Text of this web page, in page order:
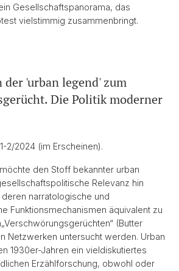
Gesellschaftspanorama, das
vielstimmig zusammenbringt.
der 'urban legend' zum
Die Politik moderner
1-2/2024 (im Erscheinen).
den Stoff bekannter urban
Relevanz hin
narratologische und
Funktionsmechanismen äquivalent zu
(Butter
Netzwerken untersucht werden. Urban
1930er-Jahren ein vieldiskutiertes
Erzählforschung, obwohl oder